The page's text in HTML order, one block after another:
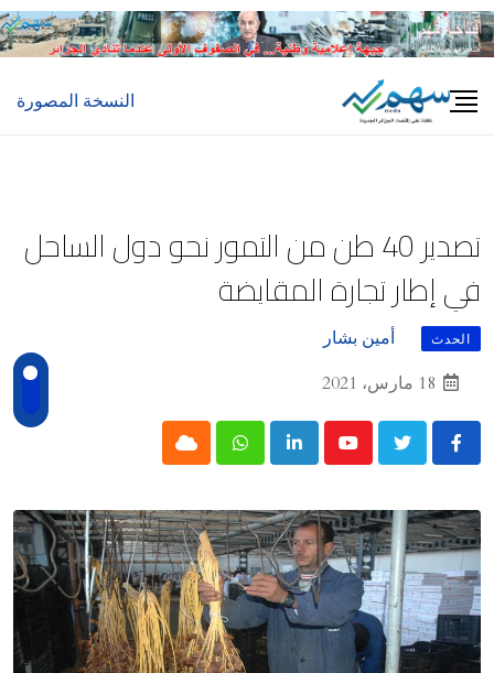
Skip
to
النسخة المصورة
تصدير 40 طن من التمور نحو دول الساحل
في إطار تجارة المقايضة
الحدث
أمين بشار
18 مارس، 2021
Youtube
LinkedIn
Whatsapp
Cloud